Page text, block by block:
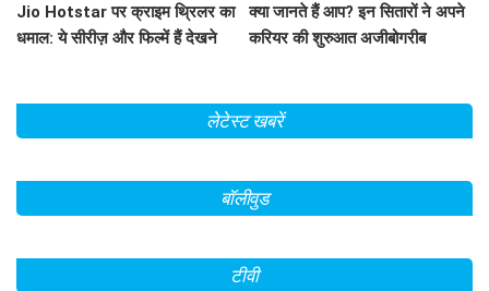
Jio Hotstar पर क्राइम थ्रिलर का
धमाल: ये सीरीज़ और फिल्में हैं देखने
क्या जानते हैं आप? इन सितारों ने अपने
करियर की शुरुआत अजीबोगरीब
लेटेस्ट खबरें
बॉलीवुड
टीवी